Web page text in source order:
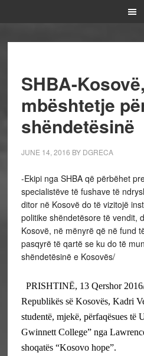
SHBA-Kosovë,
mbështetje
shëndetësinë
JUNE 14, 2016 BY DGRECA
-Ekipi nga SHBA që përbëhet
specialistëve të fushave të
ditor në Kosovë do të vizitojë
politike shëndetësore të vendit,
Kosovë, në mënyrë që në fund
pasqyrë të qartë se ku do të
shëndetësinë e Kosovës/
PRISHTINË, 13 Qershor
Republikës së Kosovës, Kadri
studentë, mjekë, përfaqësues të
Gwinnett College” nga
shoqatës “Kosovo hope”.